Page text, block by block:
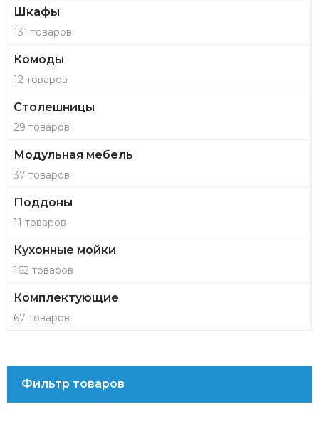
Шкафы
131 товаров
Комоды
12 товаров
Столешницы
29 товаров
Модульная мебель
37 товаров
Поддоны
11 товаров
Кухонные мойки
162 товаров
Комплектующие
67 товаров
Фильтр товаров